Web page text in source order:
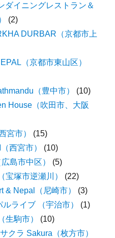
ダイニングレストラン＆
(2)
DURBAR（京都市上
（京都市東山区）
（豊中市）
(10)
House（吹田市、大阪
宮市）
(15)
西宮市）
(10)
島市中区）
(5)
宝塚市逆瀬川）
(22)
& Nepal（尼崎市）
(3)
ライブ （宇治市）
(1)
生駒市）
(10)
クラ Sakura（枚方市）